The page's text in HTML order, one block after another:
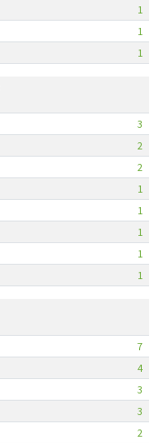
1
1
1
3
2
2
1
1
1
1
1
7
4
3
3
2